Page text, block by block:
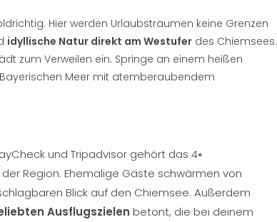
Hier werden Urlaubsträumen keine Grenzen
idyllische Natur direkt am Westufer des Chiemsees.
zum Verweilen ein. Springe an einem heißen
Meer mit atemberaubendem
und Tripadvisor gehört das 4⭑
Region. Ehemalige Gäste schwärmen von
Blick auf den Chiemsee. Außerdem
Ausflugszielen betont, die bei deinem